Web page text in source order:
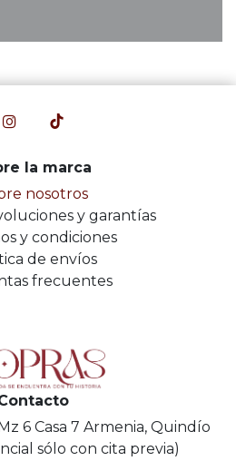
la marca
nosotros
y garantías
y condiciones
de envíos
frecuentes
6 Casa 7 Armenia, Quindío
sólo con cita previa)